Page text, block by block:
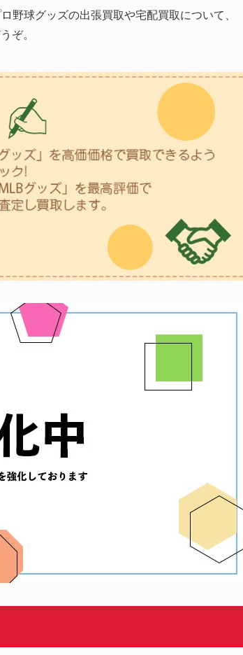
野球グッズの出張買取や宅配買取について、
ぞ。